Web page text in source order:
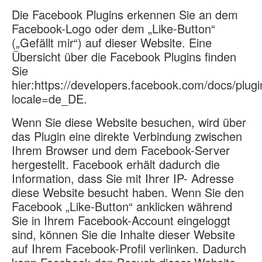
Die Facebook Plugins erkennen Sie an dem
Facebook-Logo oder dem „Like-Button“
(„Gefällt mir“) auf dieser Website. Eine
Übersicht über die Facebook Plugins finden
Sie
hier:https://developers.facebook.com/docs/
locale=de_DE.
Wenn Sie diese Website besuchen, wird über
das Plugin eine direkte Verbindung zwischen
Ihrem Browser und dem Facebook-Server
hergestellt. Facebook erhält dadurch die
Information, dass Sie mit Ihrer IP- Adresse
diese Website besucht haben. Wenn Sie den
Facebook „Like-Button“ anklicken während
Sie in Ihrem Facebook-Account eingeloggt
sind, können Sie die Inhalte dieser Website
auf Ihrem Facebook-Profil verlinken. Dadurch